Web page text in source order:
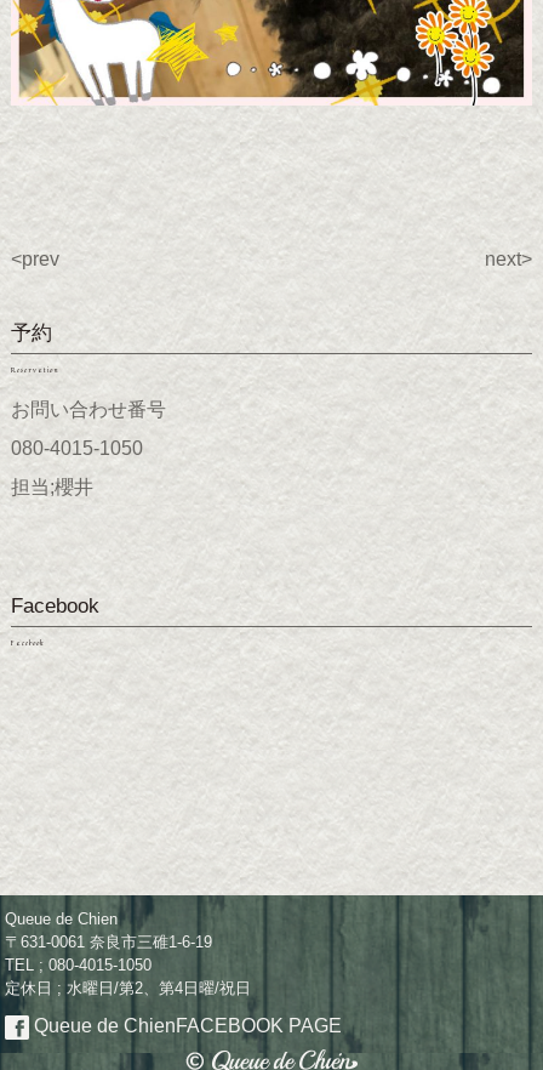
<prev next>
予約
Reservation
お問い合わせ番号
080-4015-1050
担当;櫻井
Facebook
Facebook
Queue de Chien
〒631-0061 奈良市三碓1-6-19
TEL ; 080-4015-1050
定休日 ; 水曜日/第2、第4日曜/祝日
Queue de ChienFACEBOOK PAGE